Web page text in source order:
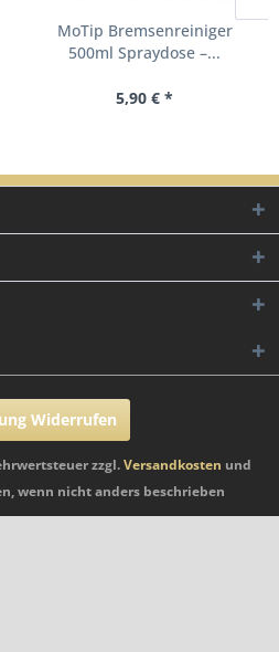
MoTip Bremsenreiniger
500ml Spraydose –...
5,90 € *
Widerrufen
zzgl.Versandkosten und
wenn nicht anders beschrieben